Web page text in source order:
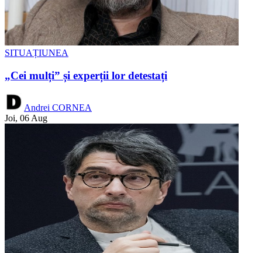
SITUAȚIUNEA
„Cei mulți” și experții lor detestați
Andrei CORNEA
Joi, 06 Aug